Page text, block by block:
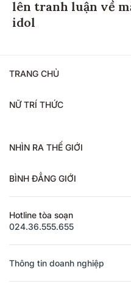
lên tranh luận về
idol
TRANG CHỦ
NỮ TRÍ THỨC
NHÌN RA THẾ GIỚI
BÌNH ĐẲNG GIỚI
Hotline tòa soạn
024.36.555.655
Thông tin doanh nghiệp